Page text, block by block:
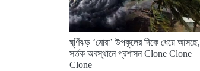
ঘূর্ণিঝড় ‘মোরা’ উপকূলের দিকে ধেয়ে আসছে,
সর্তক অবস্থানে প্রশাসন Clone Clone
Clone